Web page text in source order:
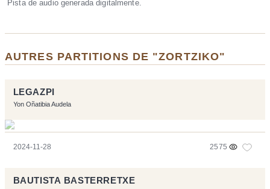
Pista de audio generada digitalmente.
AUTRES PARTITIONS DE "ZORTZIKO"
LEGAZPI
Yon Oñatibia Audela
2024-11-28 2575
BAUTISTA BASTERRETXE